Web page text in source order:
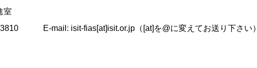
室
E-mail: isit-fias[at]isit.or.jp（[at]を@に変えてお送り下さい）